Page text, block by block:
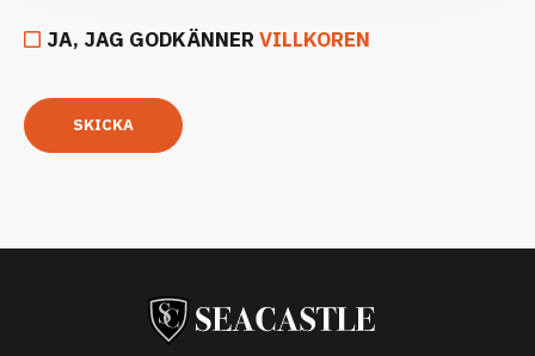
JA, JAG GODKÄNNER VILLKOREN
SKICKA